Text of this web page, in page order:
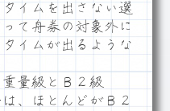
イムを出さない選
て舟券の対象外に
イムが出るような
量級とＢ２級
、ほとんどがＢ２